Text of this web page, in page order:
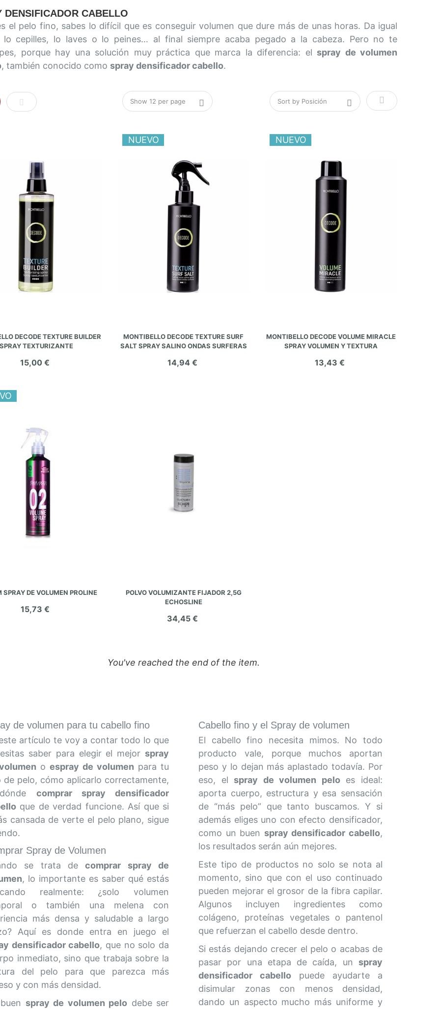
DENSIFICADOR CABELLO
el pelo fino, sabes lo difícil que es conseguir volumen que dure más de unas horas. Da igual
lo cepilles, lo laves o lo peines… al final siempre acaba pegado a la cabeza. Pero no te
porque hay una solución muy práctica que marca la diferencia: el spray de volumen
, también conocido como spray densificador cabello.
Lista Fijar
DECODE TEXTURE BUILDER
SPRAY TEXTURIZANTE
15,00 €
NUEVO
MONTIBELLO DECODE TEXTURE SURF
SALT SPRAY SALINO ONDAS SURFERAS
14,94 €
NUEVO
MONTIBELLO DECODE VOLUME MIRACLE
SPRAY VOLUMEN Y TEXTURA
13,43 €
SPRAY DE VOLUMEN PROLINE
15,73 €
POLVO VOLUMIZANTE FIJADOR 2,5G
ECHOSLINE
34,45 €
You've reached the end of the item.
de volumen para tu cabello fino
artículo te voy a contar todo lo que
saber para elegir el mejor spray
o espray de volumen para tu
de pelo, cómo aplicarlo correctamente,
comprar spray densificador
que de verdad funcione. Así que si
cansada de verte el pelo plano, sigue
Spray de Volumen
se trata decomprar spray de
, lo importante es saber qué estás
realmente: ¿solo volumen
o también una melena con
más densa y saludable a largo
Aquí es donde entra en juego el
densificador cabello, que no solo da
inmediato, sino que trabaja sobre la
del pelo para que parezca más
y con más densidad.
spray de volumen pelo debe ser
Cabello fino y el Spray de volumen
El cabello fino necesita mimos. No todo
producto vale, porque muchos aportan
peso y lo dejan más aplastado todavía. Por
eso, elspray de volumen peloes ideal:
aporta cuerpo, estructura y esa sensación
de “más pelo” que tanto buscamos. Y si
además eliges uno con efecto densificador,
como un buen spray densificador cabello,
los resultados serán aún mejores.
Este tipo de productos no solo se nota al
momento, sino que con el uso continuado
pueden mejorar el grosor de la fibra capilar.
Algunos incluyen ingredientes como
colágeno, proteínas vegetales o pantenol
que refuerzan el cabello desde dentro.
Si estás dejando crecer el pelo o acabas de
pasar por una etapa de caída, un spray
densificador cabello puede ayudarte a
disimular zonas con menos densidad,
dando un aspecto mucho más uniforme y